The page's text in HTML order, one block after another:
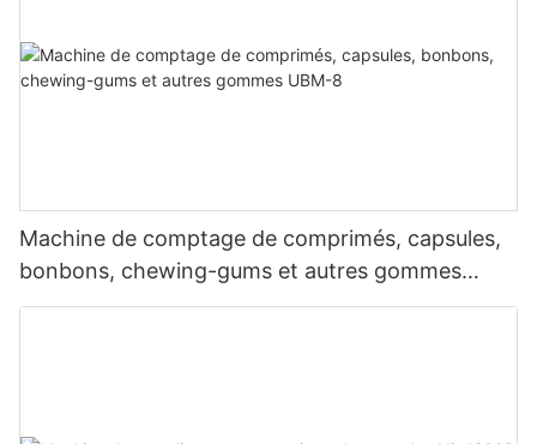
Machine de comptage de comprimés, capsules,
bonbons, chewing-gums et autres gommes
UBM-8